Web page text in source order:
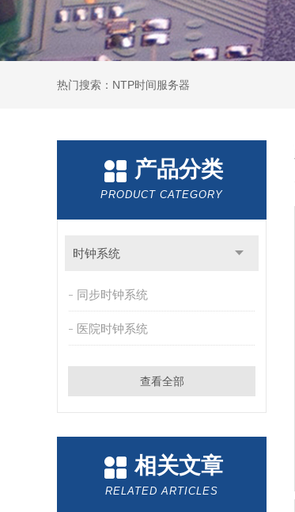
热门搜索：NTP时间服务器
产品分类
PRODUCT CATEGORY
时钟系统
同步时钟系统
医院时钟系统
查看全部
相关文章
RELATED ARTICLES